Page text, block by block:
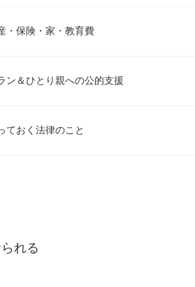
・保険・家・教育費
ン＆ひとり親への公的支援
ておく法律のこと
れる